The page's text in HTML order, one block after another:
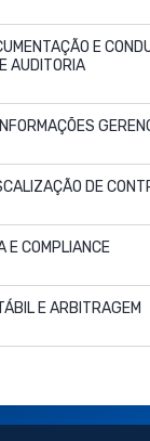
E
AUDITORIA
DE
E COMPLIANCE
E ARBITRAGEM